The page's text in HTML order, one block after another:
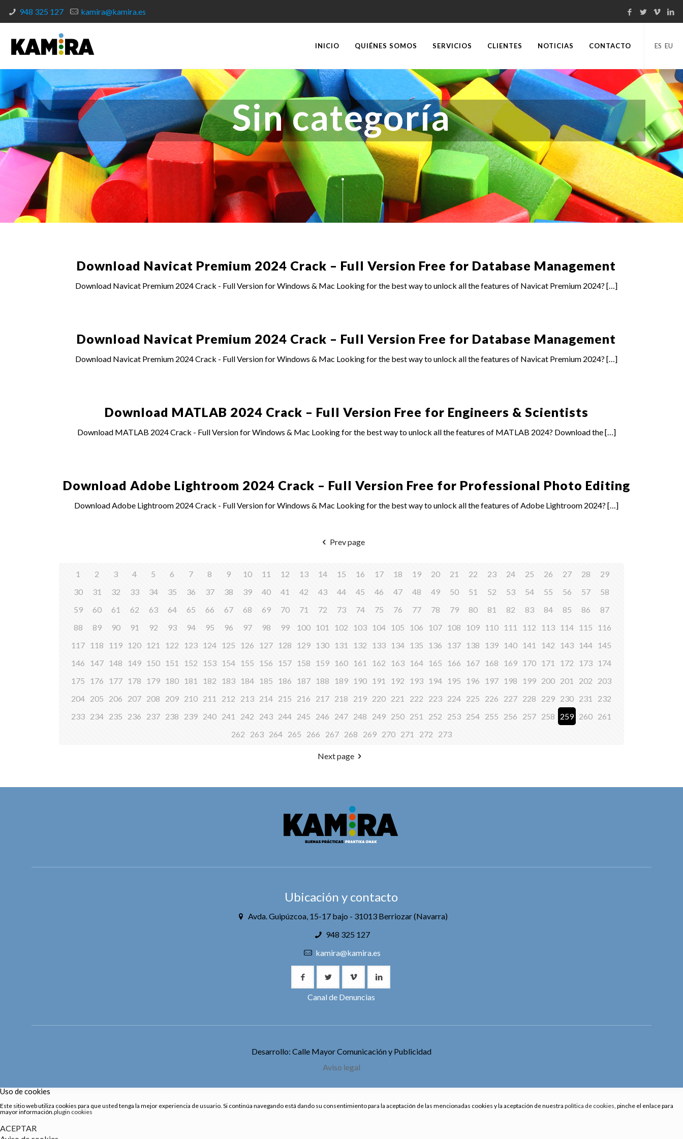
948 325 127 kamira@kamira.es
INICIO QUIÉNES SOMOS SERVICIOS CLIENTES NOTICIAS CONTACTO ES EU
Sin categoría
Download Navicat Premium 2024 Crack – Full Version Free for Database Management
Download Navicat Premium 2024 Crack - Full Version for Windows & Mac Looking for the best way to unlock all the features of Navicat Premium 2024? […]
Download Navicat Premium 2024 Crack – Full Version Free for Database Management
Download Navicat Premium 2024 Crack - Full Version for Windows & Mac Looking for the best way to unlock all the features of Navicat Premium 2024? […]
Download MATLAB 2024 Crack – Full Version Free for Engineers & Scientists
Download MATLAB 2024 Crack - Full Version for Windows & Mac Looking for the best way to unlock all the features of MATLAB 2024? Download the[…]
Download Adobe Lightroom 2024 Crack – Full Version Free for Professional Photo Editing
Download Adobe Lightroom 2024 Crack - Full Version for Windows & Mac Looking for the best way to unlock all the features of Adobe Lightroom 2024? […]
Prev page
1 2 3 4 5 6 7 8 9 10 11 12 13 14 15 16 17 18 19 20 21 22 23 24 25 26 27 28
29
30
31 32 33 34 35 36 37 38 39 40 41 42 43 44 45 46 47 48 49 50 51 52 53 54 55 56 57
58
59
60 61 62 63 64 65 66 67 68 69 70 71 72 73 74 75 76 77 78 79 80 81 82 83 84 85 86
87
88
89 90 91 92 93 94 95 96 97 98 99 100 101 102 103 104 105 106 107 108 109 110 111 112 113 114 115
116
117 118 119 120 121 122 123 124 125 126 127 128 129 130 131 132 133 134 135 136 137 138 139 140 141 142 143 144 145
146
147 148 149 150 151 152 153 154 155 156 157 158 159 160 161 162 163 164 165 166 167 168 169 170 171 172 173 174
175
176 177 178 179 180 181 182 183 184 185 186 187 188 189 190 191 192 193 194 195 196 197 198 199 200 201 202
203
204 205 206 207 208 209 210 211 212 213 214 215 216 217 218 219 220 221 222 223 224 225 226 227 228 229 230 231
232
233 234 235 236 237 238 239 240 241 242 243 244 245 246 247 248 249 250 251 252 253 254 255 256 257 258 259 260 261
262
263 264 265 266 267 268 269 270 271 272 273
Next page
Ubicación y contacto
Avda. Guipúzcoa, 15-17 bajo - 31013 Berriozar (Navarra)
948 325 127
kamira@kamira.es
Canal de Denuncias
Desarrollo: Calle Mayor Comunicación y Publicidad
Aviso legal
Uso de cookies
Este sitio web utiliza cookies para que usted tenga la mejor experiencia de usuario. Si continúa navegando está dando su consentimiento para la aceptación de las mencionadas cookies y la aceptación de nuestra política de cookies, pinche el enlace para
mayor información.plugin cookies
ACEPTAR